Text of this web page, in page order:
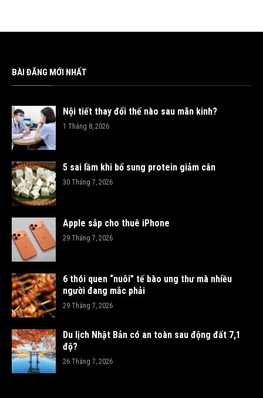
BÀI ĐĂNG MỚI NHẤT
Nội tiết thay đổi thế nào sau mãn kinh?
1 Tháng 8, 2026
5 sai lầm khi bổ sung protein giảm cân
30 Tháng 7, 2026
Apple sắp cho thuê iPhone
29 Tháng 7, 2026
6 thói quen “nuôi” tế bào ung thư mà nhiều
người đang mắc phải
29 Tháng 7, 2026
Du lịch Nhật Bản có an toàn sau động đất 7,1
độ?
26 Tháng 7, 2026